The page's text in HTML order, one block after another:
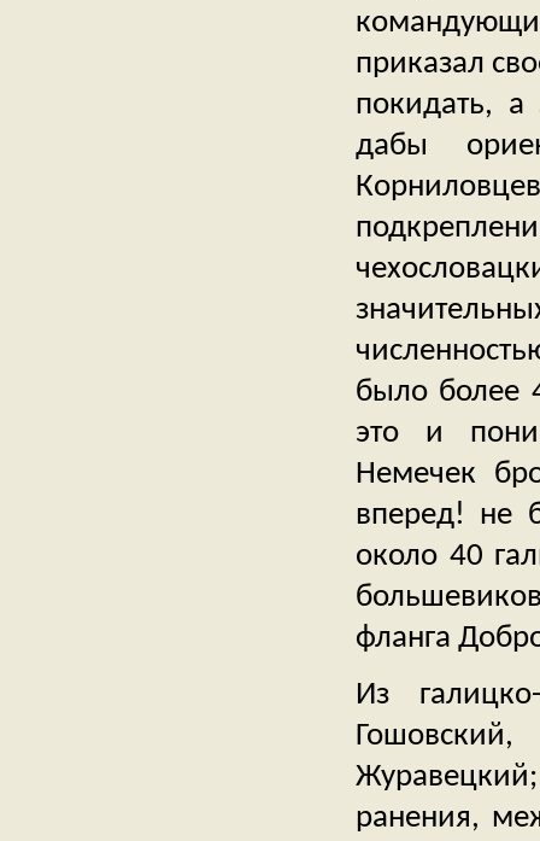
приказал
покидать,
дабы
было более
это и
Немечек
вперед! не
около 40
фланга
Из
ранения,